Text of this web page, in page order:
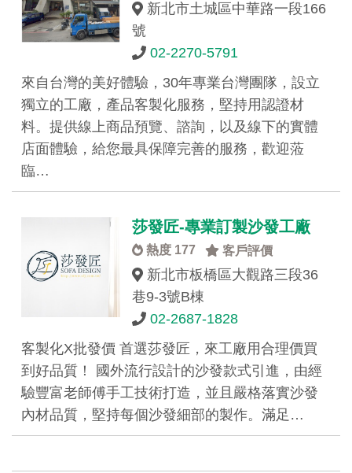
新北市土城區中華路一段166
號
02-2270-5791
來自台灣的美好體驗，30年專業台灣團隊，設立
獨立的工廠，產品客製化服務，堅持用認證材
料。提供線上商品預覽、諮詢，以及線下的實體
店面體驗，給您最具保障完善的服務，歡迎蒞
臨…
莎發匠-專業訂製沙發工廠
熱度 177 客戶評價
新北市板橋區大觀路三段36
巷9-3號B棟
02-2687-1828
客製化X批發價 首選莎發匠，來工廠用合理價買
到好品質！ 國外流行設計的沙發款式引進，由經
驗豐富老師傅手工技術打造，並且嚴格落實沙發
內材品質，堅持每個沙發細部的製作。滿足…